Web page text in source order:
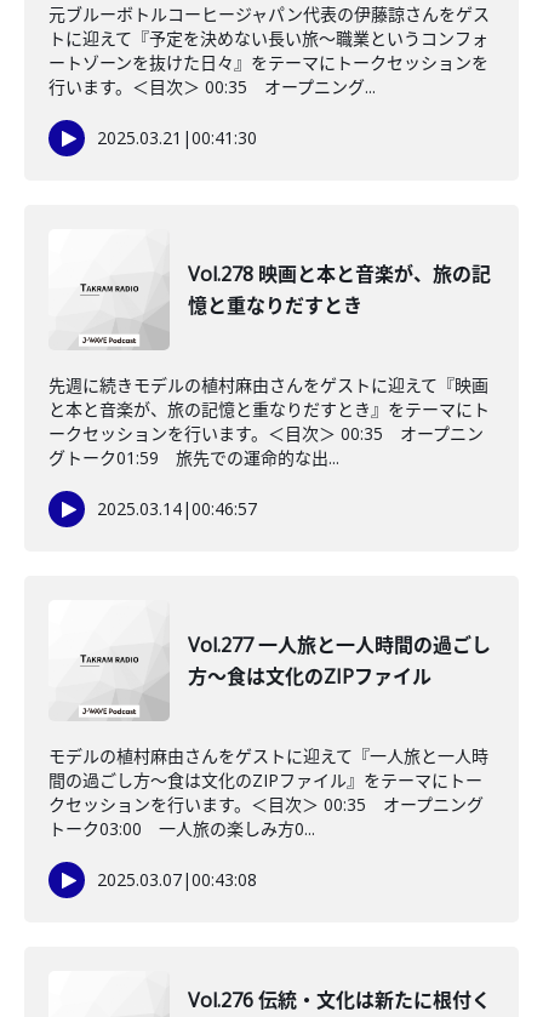
元ブルーボトルコーヒージャパン代表の伊藤諒さんをゲス
トに迎えて『予定を決めない長い旅〜職業というコンフォ
ートゾーンを抜けた日々』をテーマにトークセッションを
行います。＜目次＞ 00:35 オープニング...
2025.03.21 |00:41:30
Vol.278 映画と本と音楽が、旅の記
憶と重なりだすとき
先週に続きモデルの植村麻由さんをゲストに迎えて『映画
と本と音楽が、旅の記憶と重なりだすとき』をテーマにト
ークセッションを行います。＜目次＞ 00:35 オープニン
グトーク01:59 旅先での運命的な出...
2025.03.14|00:46:57
Vol.277 一人旅と一人時間の過ごし
方～食は文化のZIPファイル
モデルの植村麻由さんをゲストに迎えて『一人旅と一人時
間の過ごし方～食は文化のZIPファイル』をテーマにトー
クセッションを行います。＜目次＞ 00:35 オープニング
トーク03:00 一人旅の楽しみ方0...
2025.03.07|00:43:08
Vol.276 伝統・文化は新たに根付く